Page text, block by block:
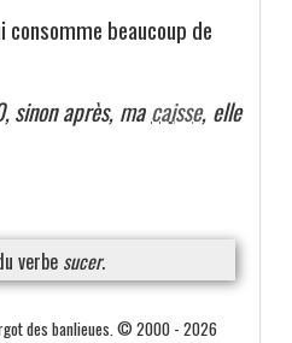
beaucoup de
sinon après, macaisse, elle
verbe sucer.
des banlieues. © 2000 - 2026